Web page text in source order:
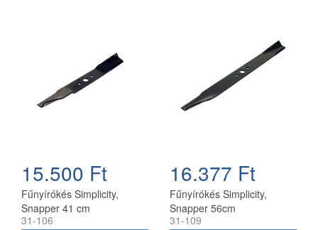
15.500 Ft
Fűnyírókés Simplicity,
Snapper 41 cm
(1704856SM)
31-106
16.377 Ft
Fűnyírókés Simplicity,
Snapper 56cm
(1716695ASM)
31-109